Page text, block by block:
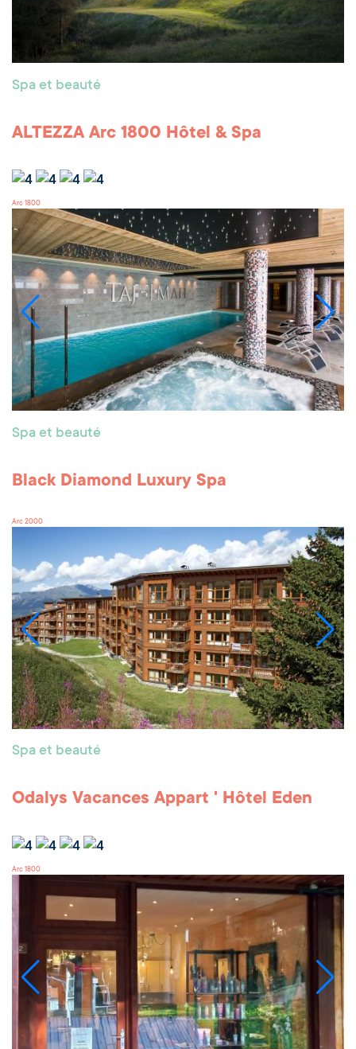
Spa et beauté
ALTEZZA Arc 1800 Hôtel & Spa
Arc 1800
Spa et beauté
Black Diamond Luxury Spa
Arc 2000
Spa et beauté
Odalys Vacances Appart ' Hôtel Eden
Arc 1800